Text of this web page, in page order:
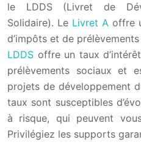
le LDDS (Livret de
Solidaire). Le Livret A offre
d’impôts et de
LDDS offre un taux
prélèvements sociaux et
projets de développement
taux sont susceptibles
à risque, qui peuvent
Privilégiez les supports